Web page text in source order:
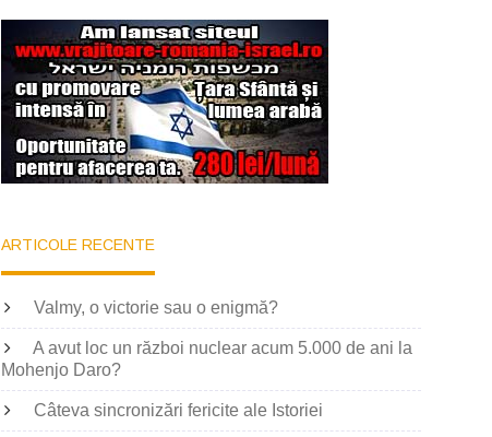
ARTICOLE RECENTE
Valmy, o victorie sau o enigmă?
A avut loc un război nuclear acum 5.000 de ani la
Mohenjo Daro?
Câteva sincronizări fericite ale Istoriei